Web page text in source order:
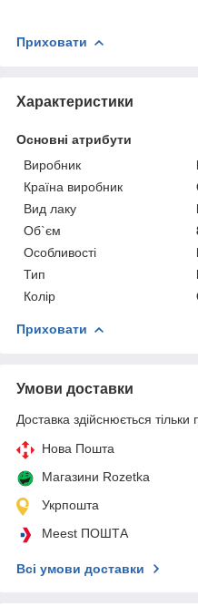
Приховати
Характеристики
Основні атрибути
Виробник
Країна виробник
Вид лаку
Об`єм
Особливості
Тип
Колір
Приховати
Умови доставки
Доставка здійснюється тільки
Нова Пошта
Магазини Rozetka
Укрпошта
Meest ПОШТА
Всі умови доставки